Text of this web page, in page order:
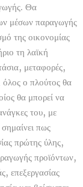
Θα
μέσων παραγωγής
της οικονομίας
τη λαϊκή
μεταφορές,
όλος ο πλούτος θα
θα μπορεί να
του, με
πως
πρώτης ύλης,
προϊόντων,
επεξεργασίας